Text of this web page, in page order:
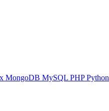
MongoDB MySQL PHPPython